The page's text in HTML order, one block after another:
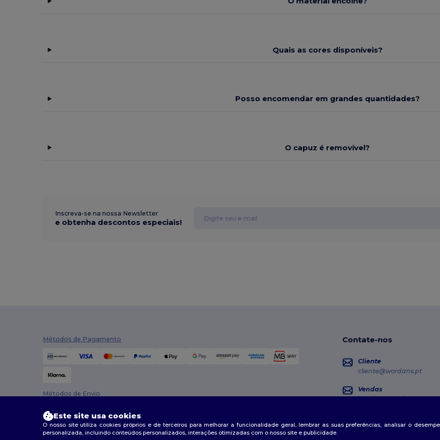
Quais as cores disponíveis?
Posso encomendar em grandes quantidades?
O capuz é removível?
Inscreva-se na nossa Newsletter
e obtenha descontos especiais!
Métodos de Pagamento
Métodos de Envio
Contate-nos
Cliente
cliente@wordans.pt
Vendas
vendas@wordans.pt
Este site usa cookies
O nosso site utiliza cookies próprios e de terceiros para melhorar a funcionalidade geral, lembrar as suas preferências, analisar o
personalizada, incluindo conteúdos personalizados, interações otimizadas com o nosso site e publicidade.